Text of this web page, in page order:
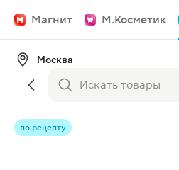
Магнит М.Косметик
Москва
по рецепту